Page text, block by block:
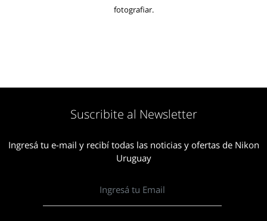
fotografiar.
Suscribite al Newsletter
Ingresá tu e-mail y recibí todas las noticias y ofertas de Nikon
Uruguay